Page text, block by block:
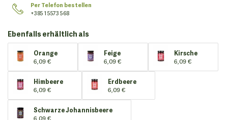
Per Telefon bestellen
+385 1 5573 568
Ebenfalls erhältlich als
Orange
6,09 €
Feige
6,09 €
Kirsche
6,09 €
Himbeere
6,09 €
Erdbeere
6,09 €
Schwarze Johannisbeere
6,09 €